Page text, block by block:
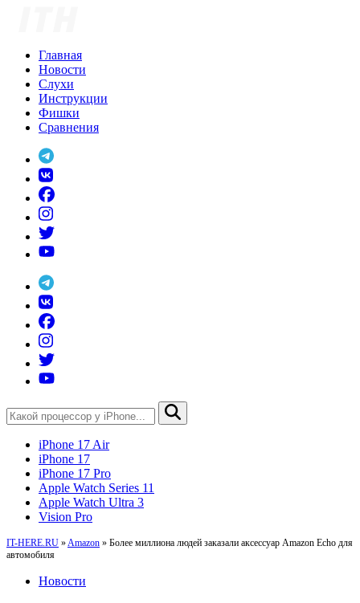
Главная
Новости
Слухи
Инструкции
Фишки
Сравнения
iPhone 17 Air
iPhone 17
iPhone 17 Pro
Apple Watch Series 11
Apple Watch Ultra 3
Vision Pro
IT-HERE.RU » Amazon » Более миллиона людей заказали аксессуар Amazon Echo для
автомобиля
Новости